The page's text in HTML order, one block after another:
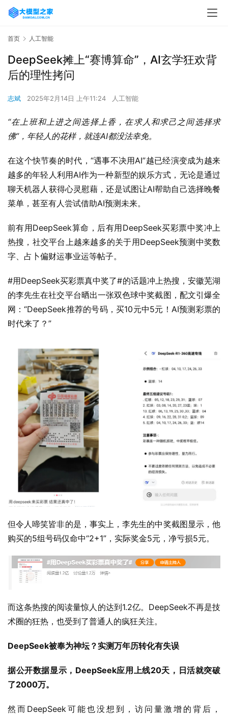
首页 人工智能
DeepSeek摊上“赛博算命”，AI玄学狂欢背
后的理性拷问
志斌 2025年2月14日 上午11:24 人工智能
“在上班和上进之间选择上香，在求人和求己之间选择求
佛”，年轻人的花样，就连AI都没法幸免。
在这个快节奏的时代，“遇事不决用AI”越已经演变成为越来
越多的年轻人利用AI作为一种新型的娱乐方式，无论是通过
聊天机器人获得心灵慰藉，还是试图让AI帮助自己选择晚餐
菜单，甚至有人尝试借助AI预测未来。
前有用DeepSeek算命，后有用DeepSeek买彩票中奖冲上
热搜，社交平台上越来越多的关于用DeepSeek预测中奖数
字、占卜偏财运事业运等帖子。
#用DeepSeek买彩票真中奖了#的话题冲上热搜，安徽芜湖
的李先生在社交平台晒出一张双色球中奖截图，配文引爆全
网：“DeepSeek推荐的号码，买10元中5元！AI预测彩票的
时代来了？”
但令人啼笑皆非的是，事实上，李先生的中奖截图显示，他
购买的5组号码仅命中“2+1”，实际奖金5元，净亏损5元。
而这条热搜的阅读量惊人的达到1.2亿。DeepSeek不再是技
术圈的狂热，也受到了普通人的疯狂关注。
DeepSeek被奉为神坛？实测万年历转化有失误
据公开数据显示，DeepSeek应用上线20天，日活就突破
了2000万。
然而DeepSeek可能也没想到，访问量激增的背后，